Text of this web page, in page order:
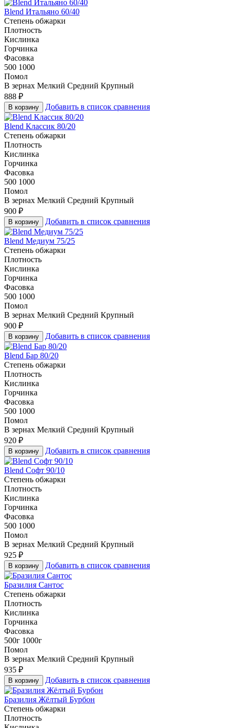
Blend Итальяно 60/40
Степень обжарки
Плотность
Кислинка
Горчинка
Фасовка
500 1000
Помол
В зернах Мелкий Средний Крупный
888 ₽
В корзину Добавить в список сравнения
Blend Классик 80/20
Степень обжарки
Плотность
Кислинка
Горчинка
Фасовка
500 1000
Помол
В зернах Мелкий Средний Крупный
900 ₽
В корзину Добавить в список сравнения
Blend Медиум 75/25
Степень обжарки
Плотность
Кислинка
Горчинка
Фасовка
500 1000
Помол
В зернах Мелкий Средний Крупный
900 ₽
В корзину Добавить в список сравнения
Blend Бар 80/20
Степень обжарки
Плотность
Кислинка
Горчинка
Фасовка
500 1000
Помол
В зернах Мелкий Средний Крупный
920 ₽
В корзину Добавить в список сравнения
Blend Софт 90/10
Степень обжарки
Плотность
Кислинка
Горчинка
Фасовка
500 1000
Помол
В зернах Мелкий Средний Крупный
925 ₽
В корзину Добавить в список сравнения
Бразилия Сантос
Степень обжарки
Плотность
Кислинка
Горчинка
Фасовка
500г 1000г
Помол
В зернах Мелкий Средний Крупный
935 ₽
В корзину Добавить в список сравнения
Бразилия Жёлтый Бурбон
Степень обжарки
Плотность